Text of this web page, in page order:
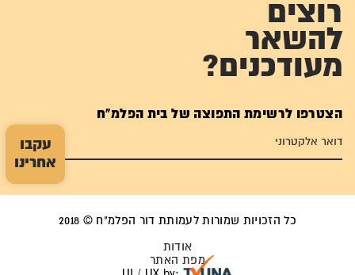
עקבו
אחרינו
רוצים
להשאר
מעודכנים?
הצטרפו לרשימת התפוצה של בית הפלמ"ח
כל הזכויות שמורות לעמותת דור הפלמ"ח © 2018
אודות
מפת האתר